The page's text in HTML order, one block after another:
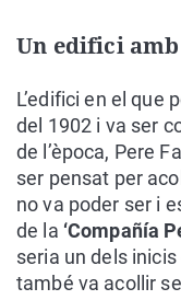
Un edifici
L’edifici en el que
del 1902 i va ser
de l’època, Pere
ser pensat per
no va poder ser i
de la ‘Compañía
seria un dels
també va acollir